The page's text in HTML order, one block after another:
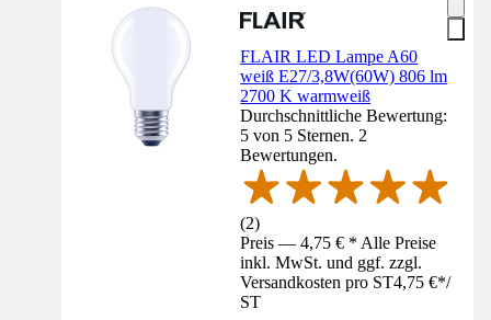
FLAIR LED Lampe A60
weiß E27/3,8W(60W) 806 lm
2700 K warmweiß
Durchschnittliche Bewertung:
5 von 5 Sternen. 2
Bewertungen.
(2)
Preis — 4,75 € * Alle Preise
inkl. MwSt. und ggf. zzgl.
Versandkosten pro ST4,75 €*/
ST